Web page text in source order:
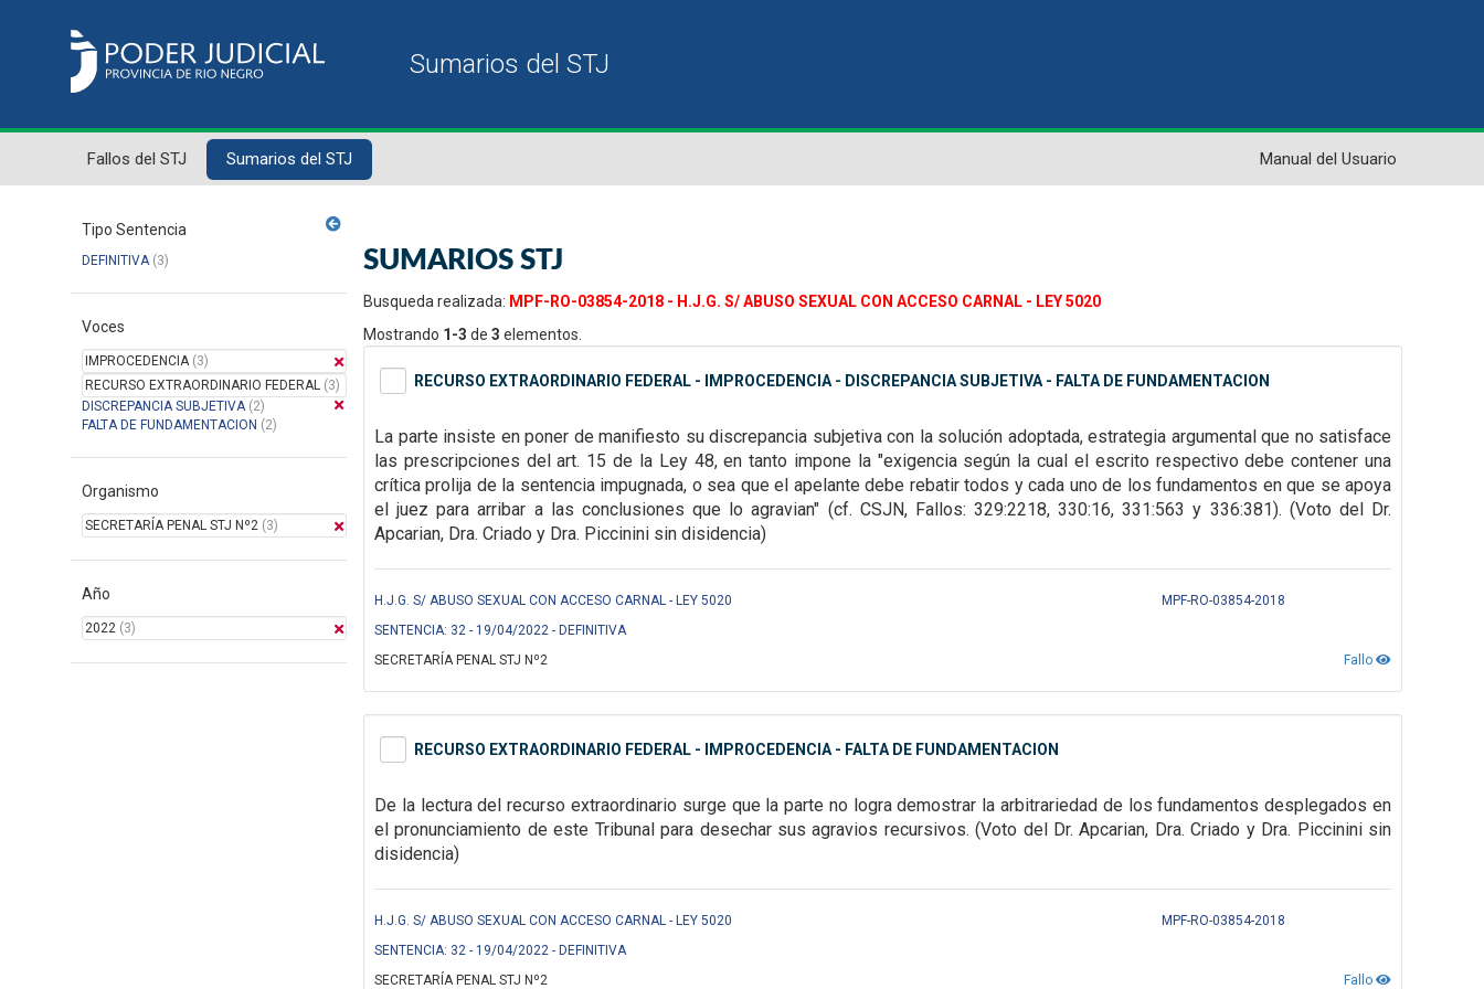
Fallos del STJ Sumarios del STJ Manual del Usuario
Tipo Sentencia
DEFINITIVA(3)
Voces
IMPROCEDENCIA(3)
RECURSO EXTRAORDINARIO FEDERAL (3)
DISCREPANCIA SUBJETIVA(2)
FALTA DE FUNDAMENTACION (2)
Organismo
SECRETARÍA PENAL STJ Nº2 (3)
Año
2022 (3)
SUMARIOS STJ
Busqueda realizada: MPF-RO-03854-2018 - H.J.G. S/ ABUSO SEXUAL CON ACCESO CARNAL - LEY 5020
Mostrando 1-3 de 3 elementos.
RECURSO EXTRAORDINARIO FEDERAL - IMPROCEDENCIA - DISCREPANCIA SUBJETIVA - FALTA DE FUNDAMENTACION
La parte insiste en poner de manifiesto su discrepancia subjetiva con la solución adoptada, estrategia argumental que no satisface
las prescripciones del art. 15 de la Ley 48, en tanto impone la "exigencia según la cual el escrito respectivo debe contener una
crítica prolija de la sentencia impugnada, o sea que el apelantedebe rebatir todos y cada uno de los fundamentos en que se apoya
el juez para arribar a las conclusiones que lo agravian" (cf. CSJN, Fallos: 329:2218, 330:16, 331:563 y 336:381). (Voto del Dr.
Apcarian, Dra. Criado y Dra. Piccinini sin disidencia)
H.J.G. S/ ABUSO SEXUAL CON ACCESO CARNAL - LEY 5020
MPF-RO-03854-2018
SENTENCIA: 32 - 19/04/2022 - DEFINITIVA
Fallo
SECRETARÍA PENAL STJ Nº2
RECURSO EXTRAORDINARIO FEDERAL - IMPROCEDENCIA - FALTA DE FUNDAMENTACION
De la lectura del recurso extraordinario surge que la parte no logra demostrar la arbitrariedad de los fundamentos desplegados en
el pronunciamiento deeste Tribunal para desechar sus agravios recursivos. (Voto del Dr. Apcarian, Dra. Criado y Dra. Piccinini sin
disidencia)
H.J.G. S/ ABUSO SEXUAL CON ACCESO CARNAL - LEY 5020
MPF-RO-03854-2018
SENTENCIA: 32 - 19/04/2022 - DEFINITIVA
Fallo
SECRETARÍA PENAL STJ Nº2